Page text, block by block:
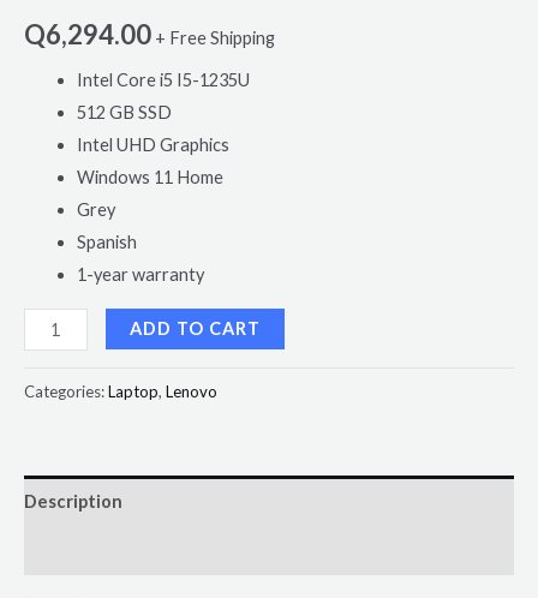
Q6,294.00 + Free Shipping
Intel Core i5 I5-1235U
512 GB SSD
Intel UHD Graphics
Windows 11 Home
Grey
Spanish
1-year warranty
ADD TO CART
Categories:Laptop, Lenovo
Description